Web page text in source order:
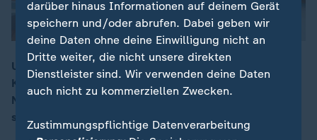
00:05
US-Präsident Trump hat mit Blick auf die NATO eine
Kehrtwende vollzogen. In einer Pressekonferenz mit
NATO-Generalsekretär Stoltenberg im Weißen Haus
sagte Trump, das Bündnis sei "nicht länger obsolet".
darüber hinaus Informationen auf deinem Gerät
speichern und/oder abrufen. Dabei geben wir
deine Daten ohne deine Einwilligung nicht an
Dritte weiter, die nicht unsere direkten
Dienstleister sind. Wir verwenden deine Daten
auch nicht zu kommerziellen Zwecken.
Zustimmungspflichtige Datenverarbeitung